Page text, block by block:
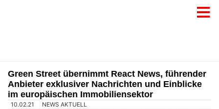
Green Street übernimmt React News, führender
Anbieter exklusiver Nachrichten und Einblicke
im europäischen Immobiliensektor
10.02.21 NEWS AKTUELL